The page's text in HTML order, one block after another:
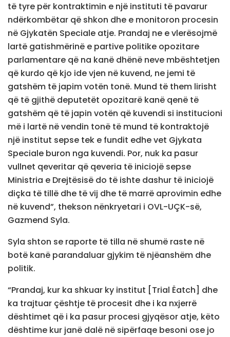
të tyre për kontraktimin e një instituti të pavarur
ndërkombëtar që shkon dhe e monitoron procesin
në Gjykatën Speciale atje. Prandaj ne e vlerësojmë
lartë gatishmërinë e partive politike opozitare
parlamentare që na kanë dhënë neve mbështetjen
që kurdo që kjo ide vjen në kuvend, ne jemi të
gatshëm të japim votën tonë. Mund të them lirisht
që të gjithë deputetët opozitarë kanë qenë të
gatshëm që të japin votën që kuvendi si institucioni
më i lartë në vendin tonë të mund të kontraktojë
një institut sepse tek e fundit edhe vet Gjykata
Speciale buron nga kuvendi. Por, nuk ka pasur
vullnet qeveritar që qeveria të iniciojë sepse
Ministria e Drejtësisë do të ishte dashur të iniciojë
diçka të tillë dhe të vij dhe të marrë aprovimin edhe
në kuvend”, thekson nënkryetari i OVL-UÇK-së,
Gazmend Syla.
Syla shton se raporte të tilla në shumë raste në
botë kanë parandaluar gjykim të njëanshëm dhe
politik.
“Prandaj, kur ka shkuar ky institut [Trial Ëatch] dhe
ka trajtuar çështje të procesit dhe i ka nxjerrë
dështimet që i ka pasur procesi gjyqësor atje, këto
dështime kur janë dalë në sipërfaqe besoni ose jo